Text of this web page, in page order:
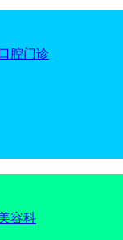
腔门诊
容科